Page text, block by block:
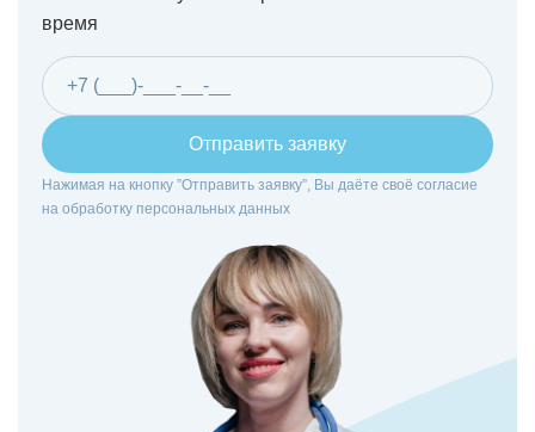
время
Отправить заявку
Нажимая на кнопку ”Отправить заявку”, Вы даёте своё согласие
на обработку персональных данных